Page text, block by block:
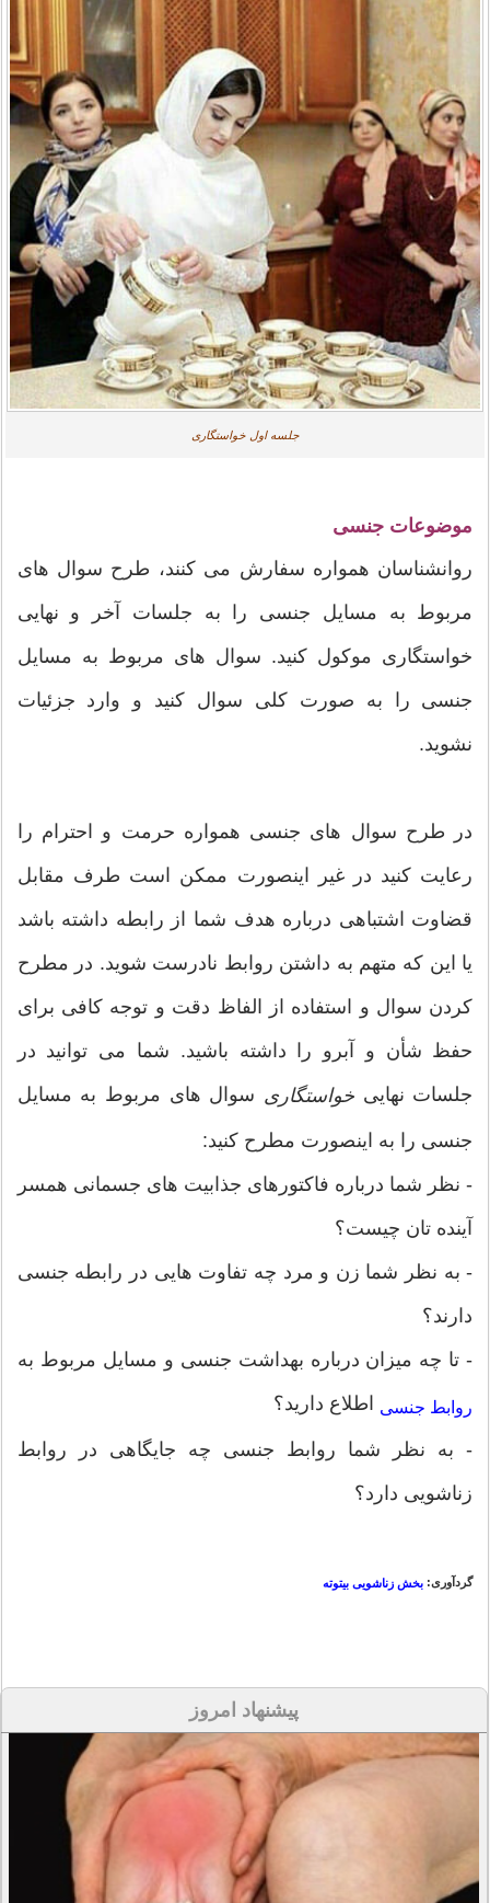
جلسه اول خواستگاری
موضوعات جنسی
روانشناسان همواره سفارش می کنند، طرح سوال های
مربوط به مسایل جنسی را به جلسات آخر و نهایی
خواستگاری موکول کنید. سوال های مربوط به مسایل
جنسی را به صورت کلی سوال کنید و وارد جزئیات
نشوید.
در طرح سوال های جنسی همواره حرمت و احترام را
رعایت کنید در غیر اینصورت ممکن است طرف مقابل
قضاوت اشتباهی درباره هدف شما از رابطه داشته باشد
یا این که متهم به داشتن روابط نادرست شوید. در مطرح
کردن سوال و استفاده از الفاظ دقت و توجه کافی برای
حفظ شأن و آبرو را داشته باشید. شما می توانید در
جلسات نهایی خواستگاری سوال های مربوط به مسایل
جنسی را به اینصورت مطرح کنید:
- نظر شما درباره فاکتورهای جذابیت های جسمانی همسر
آينده تان چیست؟
- به نظر شما زن و مرد چه تفاوت هایی در رابطه جنسی
دارند؟
- تا چه ميزان درباره بهداشت جنسی و مسایل مربوط به
روابط جنسی اطلاع دارید؟
- به نظر شما روابط جنسی چه جایگاهی در روابط
زناشویی دارد؟
گردآوری: بخش زناشویی بیتوته
پیشنهاد امروز